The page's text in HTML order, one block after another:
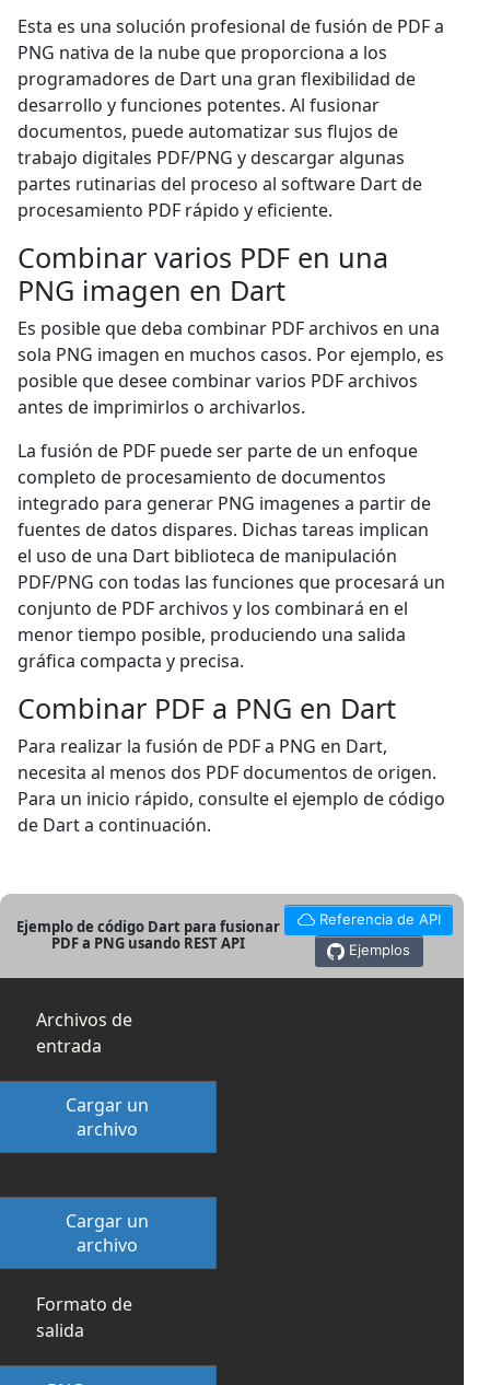
Esta es una solución profesional de fusión de PDF a
PNG nativa de la nube que proporciona a los
programadores de Dart una gran flexibilidad de
desarrollo y funciones potentes. Al fusionar
documentos, puede automatizar sus flujos de
trabajo digitales PDF/PNG y descargar algunas
partes rutinarias del proceso al software Dart de
procesamiento PDF rápido y eficiente.
Combinar varios PDF en una
PNG imagen en Dart
Es posible que deba combinar PDF archivos en una
sola PNG imagen en muchos casos. Por ejemplo, es
posible que desee combinar varios PDF archivos
antes de imprimirlos o archivarlos.
La fusión de PDF puede ser parte de un enfoque
completo de procesamiento de documentos
integrado para generar PNG imagenes a partir de
fuentes de datos dispares. Dichas tareas implican
el uso de una Dart biblioteca de manipulación
PDF/PNG con todas las funciones que procesará un
conjunto de PDF archivos y los combinará en el
menor tiempo posible, produciendo una salida
gráfica compacta y precisa.
Combinar PDF a PNG en Dart
Para realizar la fusión de PDF a PNG en Dart,
necesita al menos dos PDF documentos de origen.
Para un inicio rápido, consulte el ejemplo de código
de Dart a continuación.
Ejemplo de código Dart para fusionar
PDF a PNG usando REST API
Referencia de API
Ejemplos
Archivos de
entrada
Cargar un
archivo
Cargar un
archivo
Formato de
salida